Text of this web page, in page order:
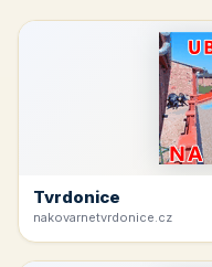
Tvrdonice
nakovarnetvrdonice.cz